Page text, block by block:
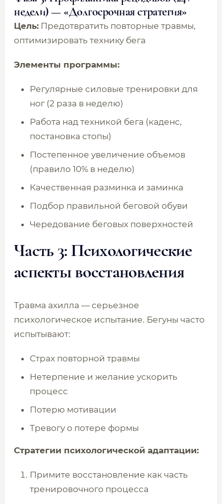
недели) — «Долгосрочная стратегия»
Цель: Предотвратить повторные травмы,
оптимизировать технику бега
Элементы программы:
Регулярные силовые тренировки для
ног (2 раза в неделю)
Работа над техникой бега (каденс,
постановка стопы)
Постепенное увеличение объемов
(правило 10% в неделю)
Качественная разминка и заминка
Подбор правильной беговой обуви
Чередование беговых поверхностей
Часть 3: Психологические
аспекты восстановления
Травма ахилла — серьезное
психологическое испытание. Бегуны часто
испытывают:
Страх повторной травмы
Нетерпение и желание ускорить
процесс
Потерю мотивации
Тревогу о потере формы
Стратегии психологической адаптации:
Примите восстановление как часть
тренировочного процесса